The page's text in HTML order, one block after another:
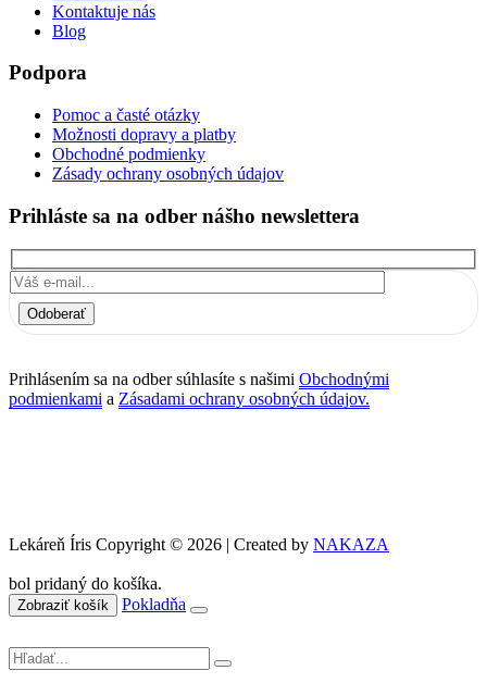
Kontaktuje nás
Blog
Podpora
Pomoc a časté otázky
Možnosti dopravy a platby
Obchodné podmienky
Zásady ochrany osobných údajov
Prihláste sa na odber nášho newslettera
Odoberať
Prihlásením sa na odber súhlasíte s našimi Obchodnými
podmienkami a Zásadami ochrany osobných údajov.
Lekáreň Íris Copyright © 2026 | Created by NAKAZA
bol pridaný do košíka.
Zobraziť košík Pokladňa